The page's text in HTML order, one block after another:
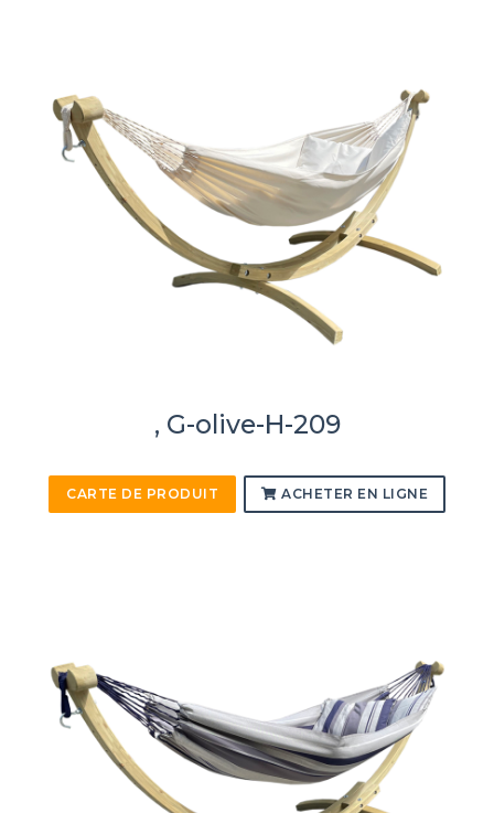
, G-olive-H-209
CARTE DE PRODUIT ACHETER EN LIGNE